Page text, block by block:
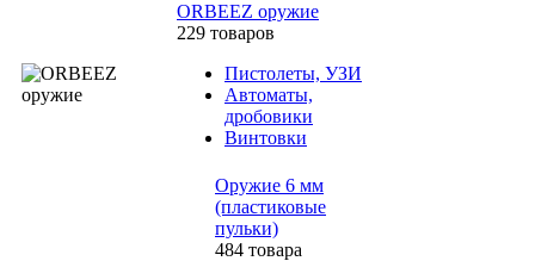
ORBEEZ оружие
229 товаров
Пистолеты, УЗИ
Автоматы,
дробовики
Винтовки
Оружие 6 мм
(пластиковые
пульки)
484 товара